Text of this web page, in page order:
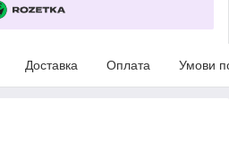
Доставка Оплата Умови